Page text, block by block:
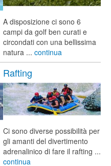
A disposizione ci sono 6
campi da golf ben curati e
circondati con una bellissima
natura ... continua
Rafting
Ci sono diverse possibilità per
gli amanti del divertimento
adrenalinico di fare il rafting ...
continua